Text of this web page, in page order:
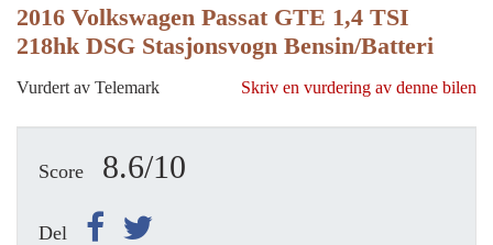
2016 Volkswagen Passat GTE 1,4 TSI
218hk DSG Stasjonsvogn Bensin/Batteri
Vurdert av Telemark Skriv en vurdering av denne bilen
Score 8.6/10
Del